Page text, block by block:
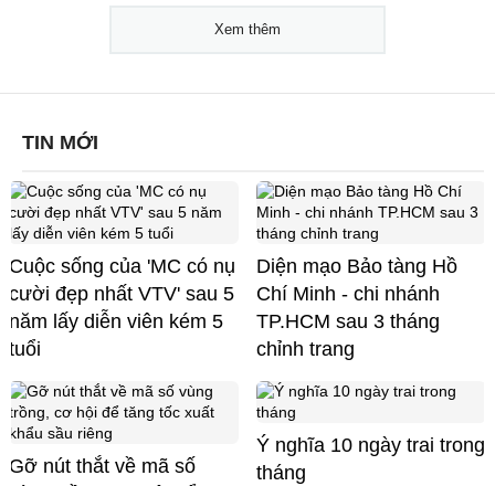
Xem thêm
TIN MỚI
Cuộc sống của 'MC có nụ
cười đẹp nhất VTV' sau 5
năm lấy diễn viên kém 5
tuổi
Diện mạo Bảo tàng Hồ
Chí Minh - chi nhánh
TP.HCM sau 3 tháng
chỉnh trang
Gỡ nút thắt về mã số
Ý nghĩa 10 ngày trai trong
tháng